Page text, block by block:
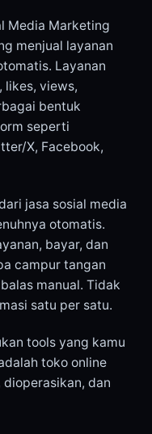
Media Marketing
menjual layanan
Layanan
likes, views,
bentuk
seperti
X, Facebook,
jasa sosial media
otomatis.
bayar, dan
campur tangan
manual. Tidak
satu per satu.
tools yang kamu
toko online
dan